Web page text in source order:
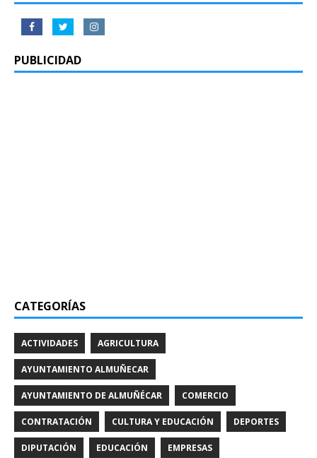
PUBLICIDAD
CATEGORÍAS
ACTIVIDADES AGRICULTURA
AYUNTAMIENTO ALMUÑECAR
AYUNTAMIENTO DE ALMUÑÉCAR COMERCIO
CONTRATACIÓN CULTURA Y EDUCACIÓN DEPORTES
DIPUTACIÓN EDUCACIÓN EMPRESAS